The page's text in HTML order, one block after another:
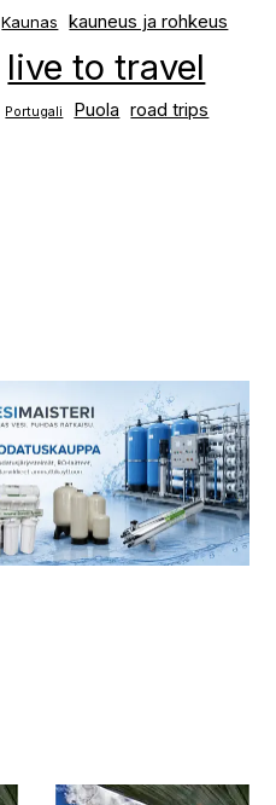
Kaunas kauneus ja rohkeus
live to travel
Portugali Puola road trips